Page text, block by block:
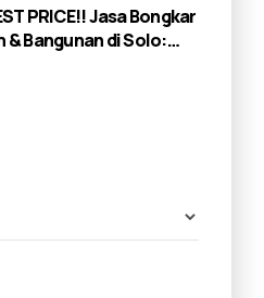
PRICE!! Jasa Bongkar
& Bangunan di Solo: